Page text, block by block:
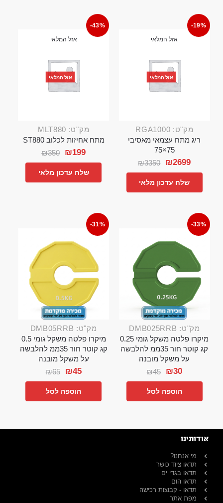
-19%
אזל המלאי
אזל המלאי
מק"ט: RGA1000
ריג מתח עצמאי מאסיבי
75×75
₪3350 ₪2699
שלח עדכון מלאי
-43%
אזל המלאי
אזל המלאי
מק"ט: MLT880
מתח אחיזות לכלוב ST880
₪350 ₪199
שלח עדכון מלאי
-33%
מק"ט: DMB025RRB
מיקרו פלטה משקל גומי 0.25
קג קוטר חור 35ממ להלבשה
על משקל מובנה
₪45 ₪30
הוספה לסל
-31%
מק"ט: DMB05RRB
מיקרו פלטה משקל גומי 0.5
קג קוטר חור 35ממ להלבשה
על משקל מובנה
₪65 ₪45
הוספה לסל
אודותינו
מי אנחנו?
תדאו ציוד כושר
תדאו בגדי ים
תדאו הום
תדאו - קבוצות רכישה
מפת אתר